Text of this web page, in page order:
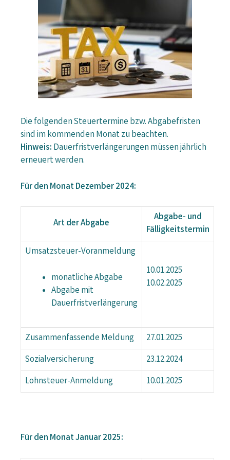
Die folgenden Steuertermine bzw. Abgabefristen
sind im kommenden Monat zu beachten.
Hinweis: Dauerfristverlängerungen müssen jährlich
erneuert werden.
Für den Monat Dezember 2024:
Art der Abgabe
Abgabe- und
Fälligkeitstermin
Umsatzsteuer-Voranmeldung
monatliche Abgabe
Abgabe mit
Dauerfristverlängerung
10.01.2025
10.02.2025
Zusammenfassende Meldung
27.01.2025
Sozialversicherung
23.12.2024
Lohnsteuer-Anmeldung
10.01.2025
Für den Monat Januar 2025: